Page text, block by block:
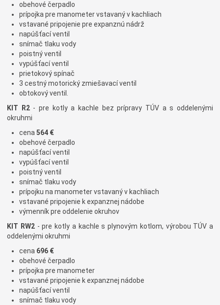
obehové čerpadlo
prípojka pre manometer vstavaný v kachliach
vstavané pripojenie pre expanznú nádrž
napúšťací ventil
snímač tlaku vody
poistný ventil
vypúšťací ventil
prietokový spínač
3 cestný motorický zmiešavací ventil
obtokový ventil.
KIT R2- pre kotly a kachle bez prípravy TÚV a s oddelenými
okruhmi
cena564 €
obehové čerpadlo
napúšťací ventil
vypúšťací ventil
poistný ventil
snímač tlaku vody
prípojku na manometer vstavaný v kachliach
vstavané pripojenie k expanznej nádobe
výmenník pre oddelenie okruhov
KIT RW2- pre kotly a kachle s plynovým kotlom, výrobou TÚV a
oddelenými okruhmi
cena 696 €
obehové čerpadlo
prípojka pre manometer
vstavané pripojenie k expanznej nádobe
napúšťací ventil
snímač tlaku vody